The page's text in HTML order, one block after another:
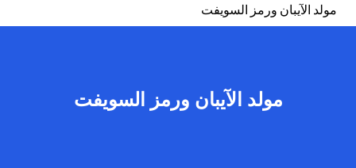
مولد الآيبان ورمز السويفت
مولد الآيبان ورمز السويفت